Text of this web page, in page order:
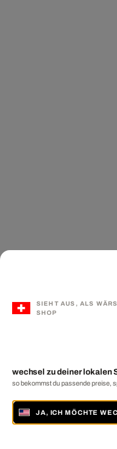
SIEHT AUS, ALS
SHOP
wechsel zu deiner lokalen
so bekommst du passende preise,
JA, ICH MÖCHTE